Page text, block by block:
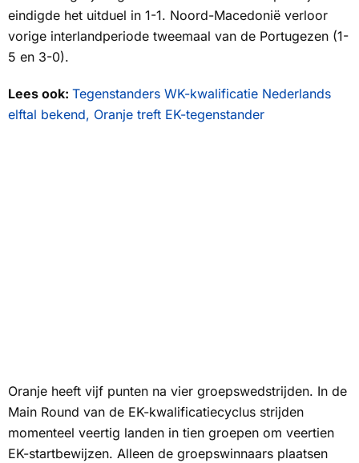
eindigde het uitduel in 1-1. Noord-Macedonië verloor
vorige interlandperiode tweemaal van de Portugezen (1-
5 en 3-0).
Lees ook: Tegenstanders WK-kwalificatie Nederlands
elftal bekend, Oranje treft EK-tegenstander
Oranje heeft vijf punten na vier groepswedstrijden. In de
Main Round van de EK-kwalificatiecyclus strijden
momenteel veertig landen in tien groepen om veertien
EK-startbewijzen. Alleen de groepswinnaars plaatsen